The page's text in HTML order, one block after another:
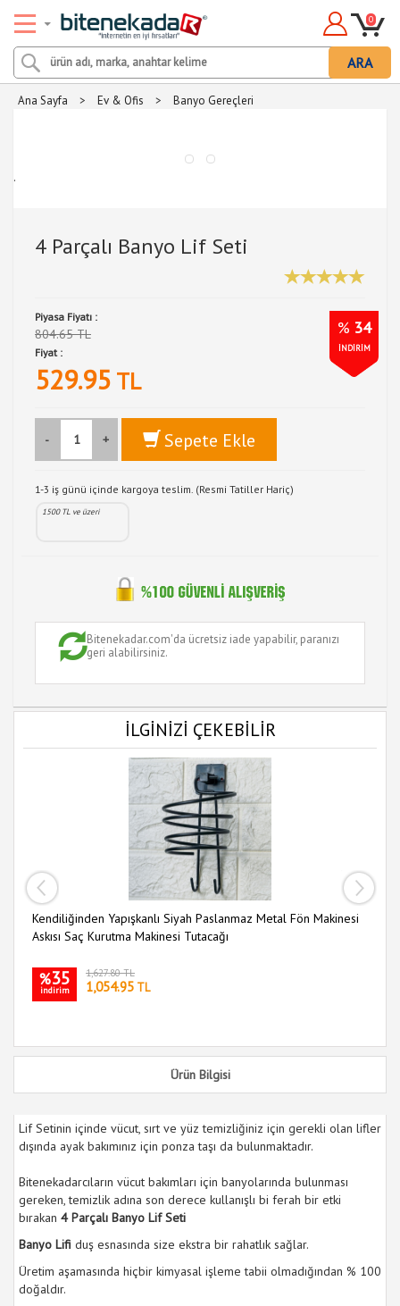
ARA
0
Ana Sayfa > Ev & Ofis > Banyo Gereçleri
.
4 Parçalı Banyo Lif Seti
Piyasa Fiyatı :
804.65 TL % 34
İNDİRİM
Fiyat :
529.95 TL
- + Sepete Ekle
1-3 iş günü içinde kargoya teslim. (Resmi Tatiller Hariç)
1500 TL ve üzeri
Bitenekadar.com'da ücretsiz iade yapabilir, paranızı
geri alabilirsiniz.
İLGİNİZİ ÇEKEBİLİR
Kendiliğinden Yapışkanlı Siyah Paslanmaz Metal Fön Makinesi
Askısı Saç Kurutma Makinesi Tutacağı
%35
indirim
1,627.80 TL
1,054.95 TL
Ürün Bilgisi
Lif Setinin içinde vücut, sırt ve yüz temizliğiniz için gerekli olan lifler
dışında ayak bakımınız için ponza taşı da bulunmaktadır.
Bitenekadarcıların vücut bakımları için banyolarında bulunması
gereken, temizlik adına son derece kullanışlı bi ferah bir etki
bırakan 4 Parçalı Banyo Lif Seti
Banyo Lifi duş esnasında size ekstra bir rahatlık sağlar.
Üretim aşamasında hiçbir kimyasal işleme tabii olmadığından % 100
doğaldır.